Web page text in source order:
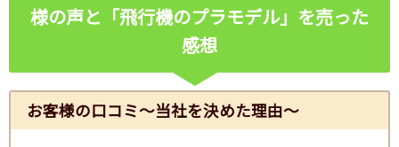
様の声と「飛行機のプラモデル」を売った
感想
お客様の口コミ～当社を決めた理由～